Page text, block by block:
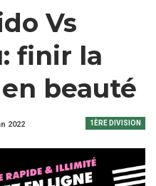
Vs
finir la
beauté
1ÈRE DIVISION
2022